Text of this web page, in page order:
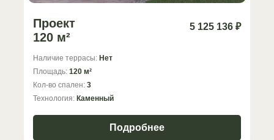
Проект
120 м²
5 125 136 ₽
Наличие террасы: Нет
Площадь: 120 м²
Кол-во спален: 3
Технология: Каменный
Подробнее